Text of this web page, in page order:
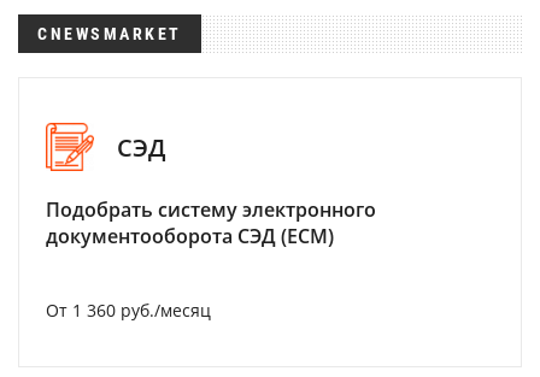
CNEWSMARKET
СЭД
Подобрать систему электронного
документооборота СЭД (ECM)
От 1 360 руб./месяц